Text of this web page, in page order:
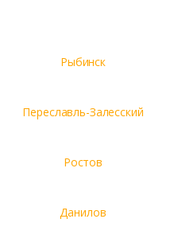
Рыбинск
Переславль-Залесский
Ростов
Данилов